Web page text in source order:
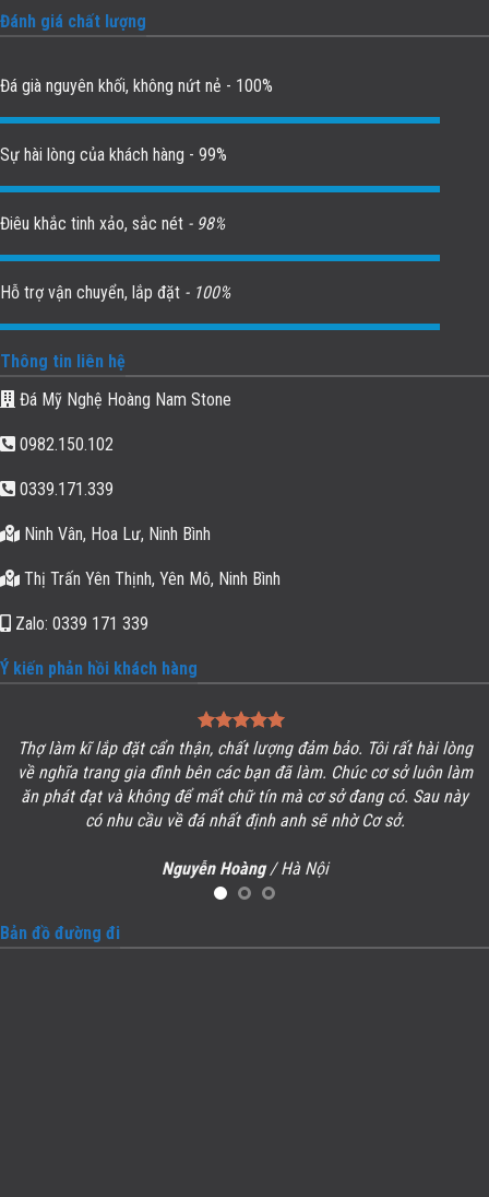
Đánh giá chất lượng
Đá già nguyên khối, không nứt nẻ - 100%
Sự hài lòng của khách hàng - 99%
Điêu khắc tinh xảo, sắc nét - 98%
Hỗ trợ vận chuyển, lắp đặt - 100%
Thông tin liên hệ
Đá Mỹ Nghệ Hoàng Nam Stone
0982.150.102
0339.171.339
Ninh Vân, Hoa Lư, Ninh Bình
Thị Trấn Yên Thịnh, Yên Mô, Ninh Bình
Zalo: 0339 171 339
Ý kiến phản hồi khách hàng
đảm bảo. Tôi rất hài lòng
làm. Chúc cơ sở luôn làm
cơ sở đang có. Sau này
sẽ nhờ Cơ sở.
Tôi rất hài lòng khi công việc về đích
so sánh với lăng mộ đá mới xây dựng
Bình làm, đúng là có sự khác biệt
chúc anh em luôn mạnh khỏe, cơ
Bản đồ đường đi